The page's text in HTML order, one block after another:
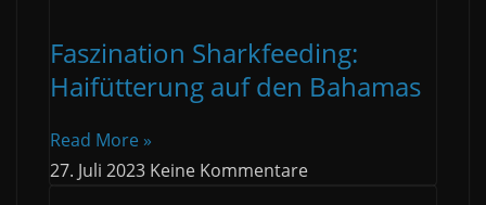
Faszination Sharkfeeding:
Haifütterung auf den Bahamas
Read More »
27. Juli 2023 Keine Kommentare